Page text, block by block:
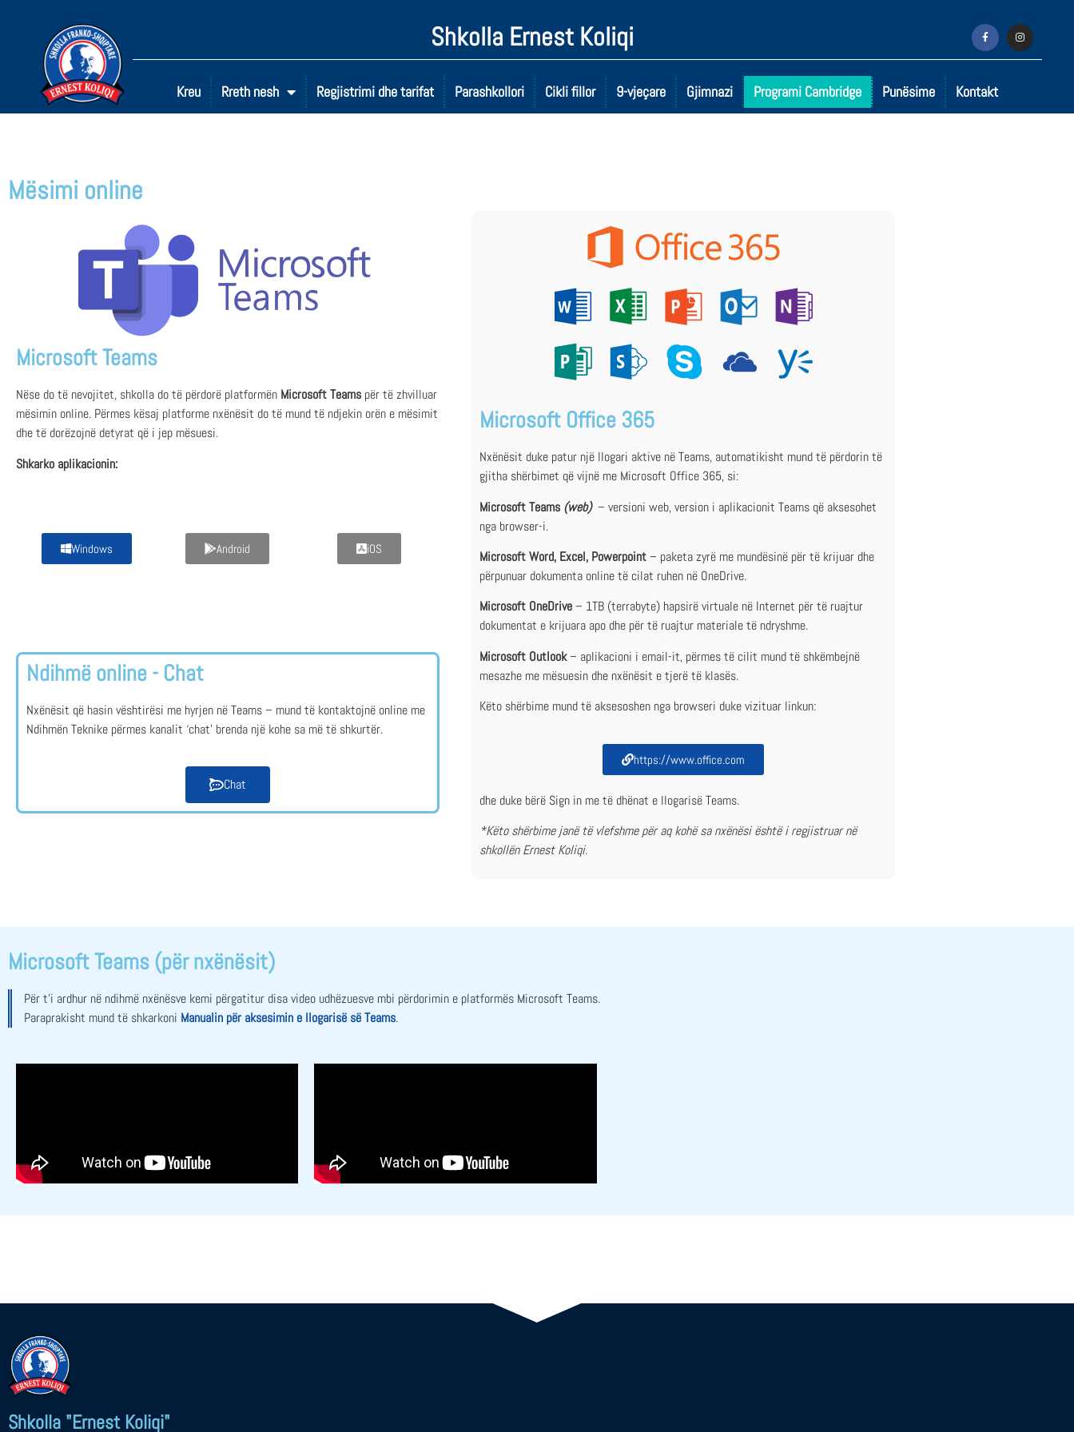
Shkolla Ernest Koliqi
Kreu Rreth nesh Regjistrimi dhe tarifat Parashkollori Cikli fillor 9-vjeçare Gjimnazi Programi Cambridge Punësime Kontakt
Mësimi online
Microsoft Teams
Nëse do të nevojitet, shkolla do të përdorë platformën Microsoft Teams për të zhvilluar
mësimin online. Përmes kësaj platforme nxënësit do të mund të ndjekin orën e mësimit
dhe të dorëzojnë detyrat që i jep mësuesi.
Shkarko aplikacionin:
Windows Android iOS
Ndihmë online - Chat
Nxënësit që hasin vështirësi me hyrjen në Teams – mund të kontaktojnë online me
Ndihmën Teknike përmes kanalit ‘chat’ brenda një kohe sa më të shkurtër.
Chat
Microsoft Office 365
Nxënësit duke patur një llogari aktive në Teams, automatikisht mund të përdorin të
gjitha shërbimet që vijnë me Microsoft Office 365, si:
Microsoft Teams (web)– versioni web, version i aplikacionit Teams që aksesohet
nga browser-i.
Microsoft Word, Excel, Powerpoint– paketa zyrë me mundësinë për të krijuar dhe
përpunuar dokumenta online të cilat ruhen në OneDrive.
Microsoft OneDrive– 1TB (terrabyte) hapsirë virtuale në Internet për të ruajtur
dokumentat e krijuara apo dhe për të ruajtur materiale të ndryshme.
Microsoft Outlook– aplikacioni i email-it, përmes të cilit mund të shkëmbejnë
mesazhe me mësuesin dhe nxënësit e tjerë të klasës.
Këto shërbime mund të aksesoshen nga browseri duke vizituar linkun:
https://www.office.com
dhe duke bërë Sign in me të dhënat e llogarisë Teams.
*Këto shërbime janë të vlefshme për aq kohë sa nxënësi është i regjistruar në
shkollën Ernest Koliqi.
Microsoft Teams (për nxënësit)
Për t’i ardhur në ndihmë nxënësve kemi përgatitur disa video udhëzuesve mbi përdorimin e platformës Microsoft Teams.
Paraprakisht mund të shkarkoni Manualin për aksesimin e llogarisë së Teams.
Shkolla "Ernest Koliqi"